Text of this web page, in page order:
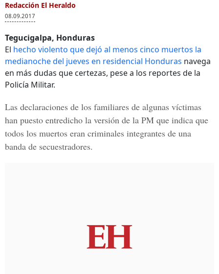
Redacción El Heraldo
08.09.2017
Tegucigalpa, Honduras
El hecho violento que dejó al menos cinco muertos la
medianoche del jueves en residencial Honduras navega
en más dudas que certezas, pese a los reportes de la
Policía Militar.
Las declaraciones de los familiares de algunas víctimas
han puesto entredicho la versión de la PM que indica que
todos los muertos eran criminales integrantes de una
banda de secuestradores.